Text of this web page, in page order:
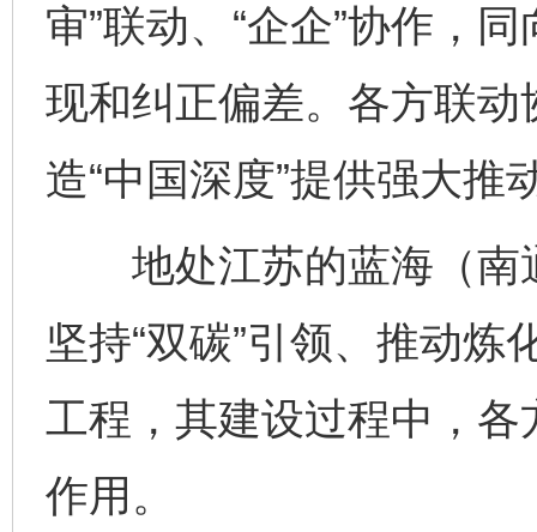
审”联动、“企企”协作，
现和纠正偏差。各方联
造“中国深度”提供强大推
地处江苏的蓝海（南
坚持“双碳”引领、推动
工程，其建设过程中，
作用。